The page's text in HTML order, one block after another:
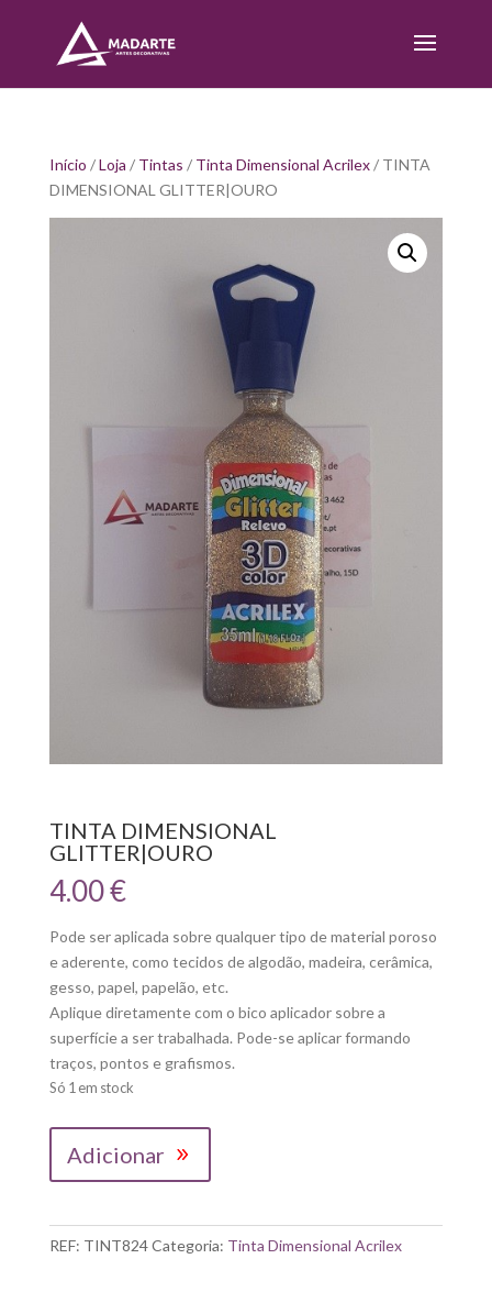
Início /Loja / Tintas / Tinta Dimensional Acrilex/ TINTA
DIMENSIONAL GLITTER|OURO
TINTA DIMENSIONAL
GLITTER|OURO
4.00€
Pode ser aplicada sobre qualquer tipo de material poroso
e aderente, como tecidos de algodão, madeira, cerâmica,
gesso, papel, papelão, etc.
Aplique diretamente com o bico aplicador sobre a
superfície a ser trabalhada. Pode-se aplicar formando
traços, pontos e grafismos.
Só 1 em stock
GLITTER|OURO
Adicionar
REF: TINT824Categoria: Tinta Dimensional Acrilex